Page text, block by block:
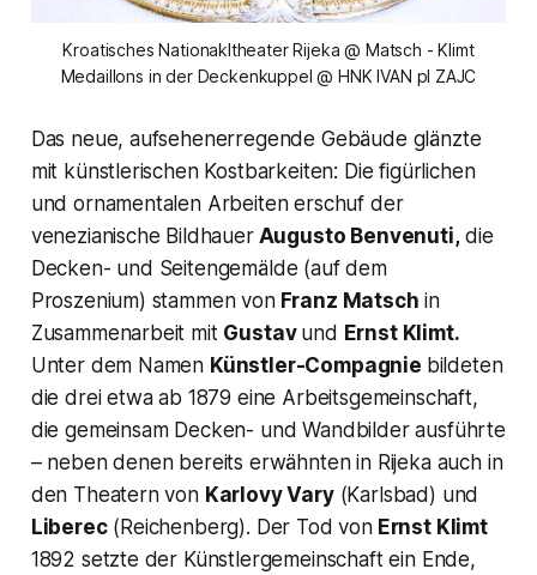
Kroatisches Nationakltheater Rijeka @ Matsch - Klimt
Medaillons in der Deckenkuppel @ HNK IVAN pl ZAJC
Das neue, aufsehenerregende Gebäude glänzte
mit künstlerischen Kostbarkeiten: Die figürlichen
und ornamentalen Arbeiten erschuf der
venezianische BildhauerAugusto Benvenuti,die
Decken- und Seitengemälde (auf dem
Proszenium) stammen vonFranz Matsch in
Zusammenarbeit mit Gustav und Ernst Klimt.
Unter dem Namen Künstler-Compagnie bildeten
die drei etwa ab 1879 eine Arbeitsgemeinschaft,
die gemeinsam Decken- und Wandbilder ausführte
– neben denen bereits erwähnten in Rijeka auch in
den Theatern von Karlovy Vary(Karlsbad) und
Liberec(Reichenberg). Der Tod vonErnst Klimt
1892 setzte der Künstlergemeinschaft ein Ende,